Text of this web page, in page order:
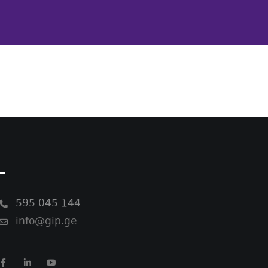
595 045 144
info@gip.ge